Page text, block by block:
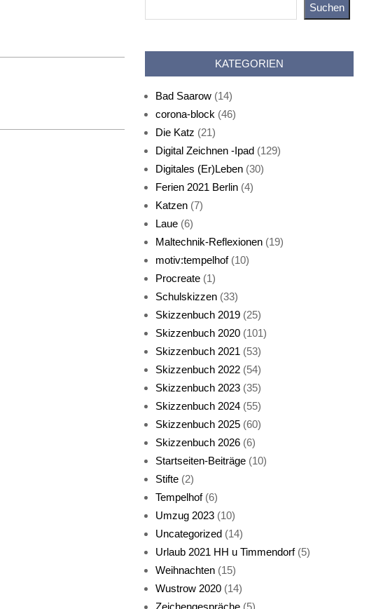
Live-Cat
Katze sturmerprobt
KatzenFenster
Suchen
KATEGORIEN
Bad Saarow(14)
corona-block (46)
Die Katz (21)
Digital Zeichnen -Ipad(129)
Digitales (Er)Leben(30)
Ferien 2021 Berlin(4)
Katzen(7)
Laue(6)
Maltechnik-Reflexionen(19)
motiv:tempelhof(10)
Procreate(1)
Schulskizzen(33)
Skizzenbuch 2019(25)
Skizzenbuch 2020(101)
Skizzenbuch 2021 (53)
Skizzenbuch 2022(54)
Skizzenbuch 2023(35)
Skizzenbuch 2024(55)
Skizzenbuch 2025(60)
Skizzenbuch 2026(6)
Startseiten-Beiträge(10)
Stifte(2)
Tempelhof(6)
Umzug 2023(10)
Uncategorized(14)
Urlaub 2021 HH u Timmendorf(5)
Weihnachten(15)
Wustrow 2020(14)
Zeichengespräche(5)